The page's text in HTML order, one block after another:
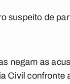
suspeito de
negam as
Civil confronte